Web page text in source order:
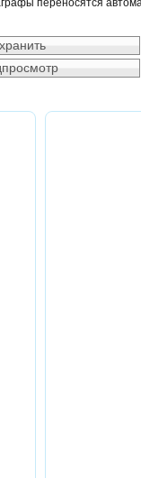
переносятся